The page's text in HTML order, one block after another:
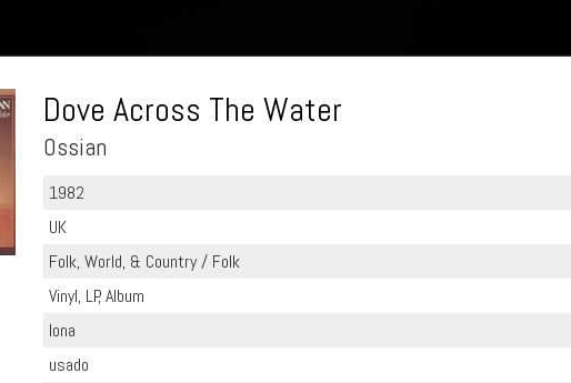
Dove Across The Water
Ossian
1982
UK
Folk, World, & Country / Folk
Vinyl, LP, Album
Iona
usado